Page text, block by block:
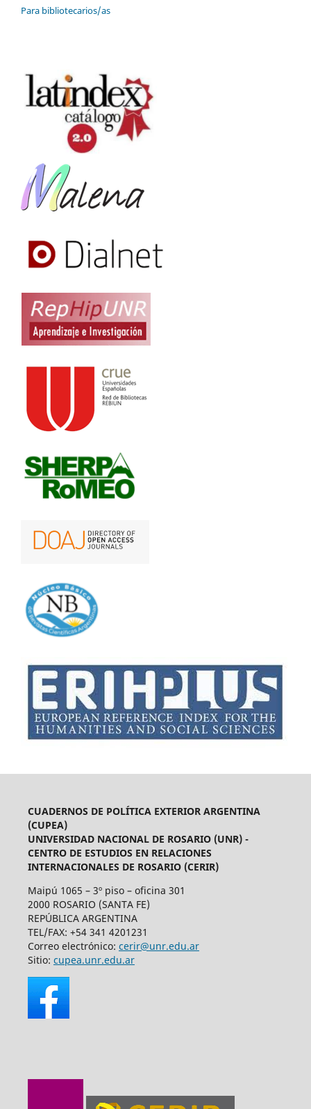
Para bibliotecarios/as
CUADERNOS DE POLÍTICA EXTERIOR ARGENTINA
(CUPEA)
UNIVERSIDAD NACIONAL DE ROSARIO (UNR) -
CENTRO DE ESTUDIOS EN RELACIONES
INTERNACIONALES DE ROSARIO (CERIR)
Maipú 1065 – 3º piso – oficina 301
2000 ROSARIO (SANTA FE)
REPÚBLICA ARGENTINA
TEL/FAX: +54 341 4201231
Correo electrónico: cerir@unr.edu.ar
Sitio: cupea.unr.edu.ar